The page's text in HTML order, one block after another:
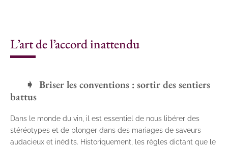
L’art de l’accord inattendu
Briser les conventions : sortir des sentiers
battus
Dans le monde du vin, il est essentiel de nous libérer des
stéréotypes et de plonger dans des mariages de saveurs
audacieux et inédits. Historiquement, les règles dictant que le